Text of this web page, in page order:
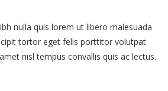
nulla quis lorem ut libero malesuada
tortor eget felis porttitor volutpat
nisl tempus convallis quis ac lectus.